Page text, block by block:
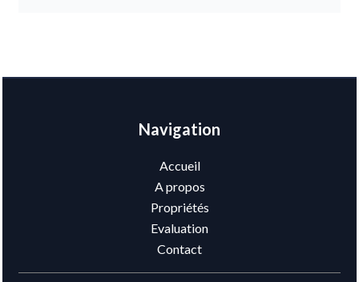
Navigation
Accueil
A propos
Propriétés
Evaluation
Contact